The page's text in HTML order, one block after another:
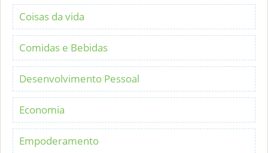
Coisas da vida
Comidas e Bebidas
Desenvolvimento Pessoal
Economia
Empoderamento